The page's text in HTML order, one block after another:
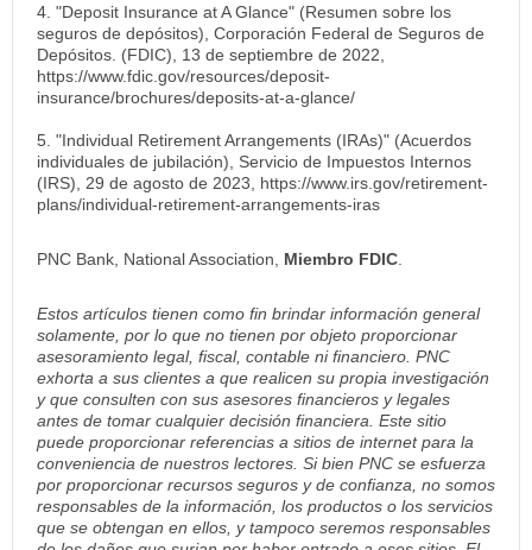
4. "Deposit Insurance at A Glance" (Resumen sobre los
seguros de depósitos), Corporación Federal de Seguros de
Depósitos. (FDIC), 13 de septiembre de 2022,
https://www.fdic.gov/resources/deposit-
insurance/brochures/deposits-at-a-glance/
5. "Individual Retirement Arrangements (IRAs)" (Acuerdos
individuales de jubilación), Servicio de Impuestos Internos
(IRS), 29 de agosto de 2023, https://www.irs.gov/retirement-
plans/individual-retirement-arrangements-iras
PNC Bank, National Association, Miembro FDIC
Estos artículos tienen como fin brindar información general
solamente, por lo que no tienen por objeto proporcionar
asesoramiento legal, fiscal, contable ni financiero. PNC
exhorta a sus clientes a que realicen su propia investigación
y que consulten con sus asesores financieros y legales
antes de tomar cualquier decisión financiera. Este sitio
puede proporcionar referencias a sitios de internet para la
conveniencia de nuestros lectores. Si bien PNC se esfuerza
por proporcionar recursos seguros y de confianza, no somos
responsables de la información, los productos o los servicios
que se obtengan en ellos, y tampoco seremos responsables